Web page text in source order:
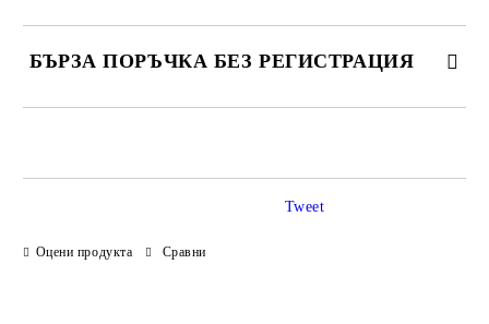
БЪРЗА ПОРЪЧКА БЕЗ РЕГИСТРАЦИЯ
Оцени продукта Сравни
Tweet